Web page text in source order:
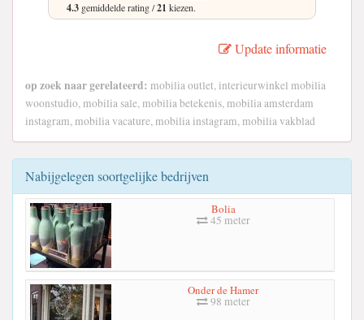
4.3 gemiddelde rating /21 kiezen.
Update informatie
op zoek naar gerelateerd: mobilia outlet, interieurwinkel mobilia
woonstudio, mobilia sale, mobilia betekenis, mobilia amsterdam
instagram, mobilia vacature, mobilia instagram, mobilia vakblad
Nabijgelegen soortgelijke bedrijven
Bolia
45 meter
Onder de Hamer
98 meter